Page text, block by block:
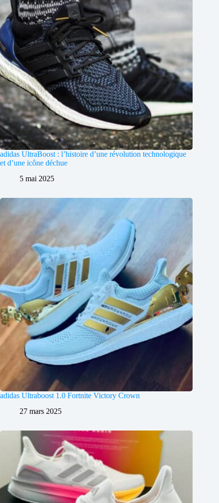
adidas UltraBoost : l’histoire d’une révolution technologique
et d’une icône déchue
5 mai 2025
adidas Ultraboost 1.0 Fortnite Victory Crown
27 mars 2025